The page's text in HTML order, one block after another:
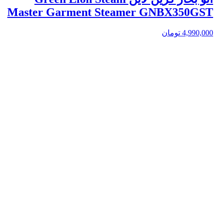
Master Garment Steamer GNBX350GST
4,990,000 تومان